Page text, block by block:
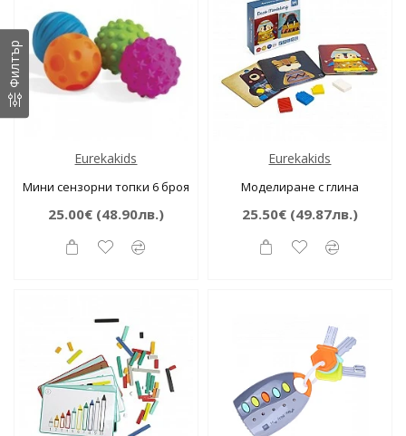
Eurekakids
Мини сензорни топки 6 броя
25.00€(48.90лв.)
Eurekakids
Моделиране с глина
25.50€(49.87лв.)
Филтър